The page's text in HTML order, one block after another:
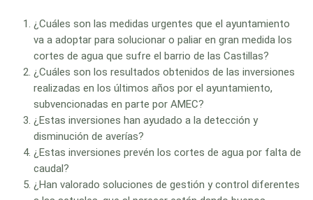
¿Cuáles son las medidas urgentes que el ayuntamiento
va a adoptar para solucionar o paliar en gran medida los
cortes de agua que sufre el barrio de las Castillas?
¿Cuáles son los resultados obtenidos de las inversiones
realizadas en los últimos años por el ayuntamiento,
subvencionadas en parte por AMEC?
¿Estas inversiones han ayudado a la detección y
disminución de averías?
¿Estas inversiones prevén los cortes de agua por falta de
caudal?
¿Han valorado soluciones de gestión y control diferentes